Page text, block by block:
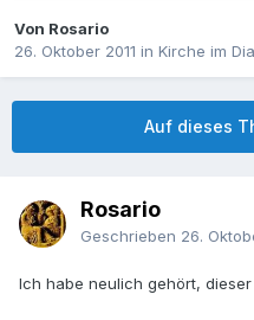
Von Rosario
26. Oktober 2011 in Kirche im
Auf dieses
Rosario
Geschrieben 26.
Ich habe neulich gehört, dieser